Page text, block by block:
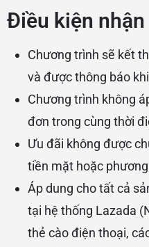
Điều kiện
Chương trình sẽ kết
và được thông báo
Chương trình không
đơn trong cùng thời
Ưu đãi không được
tiền mặt hoặc
Áp dung cho tất cả
tại hệ thống Lazada
thẻ cào điện thoại,